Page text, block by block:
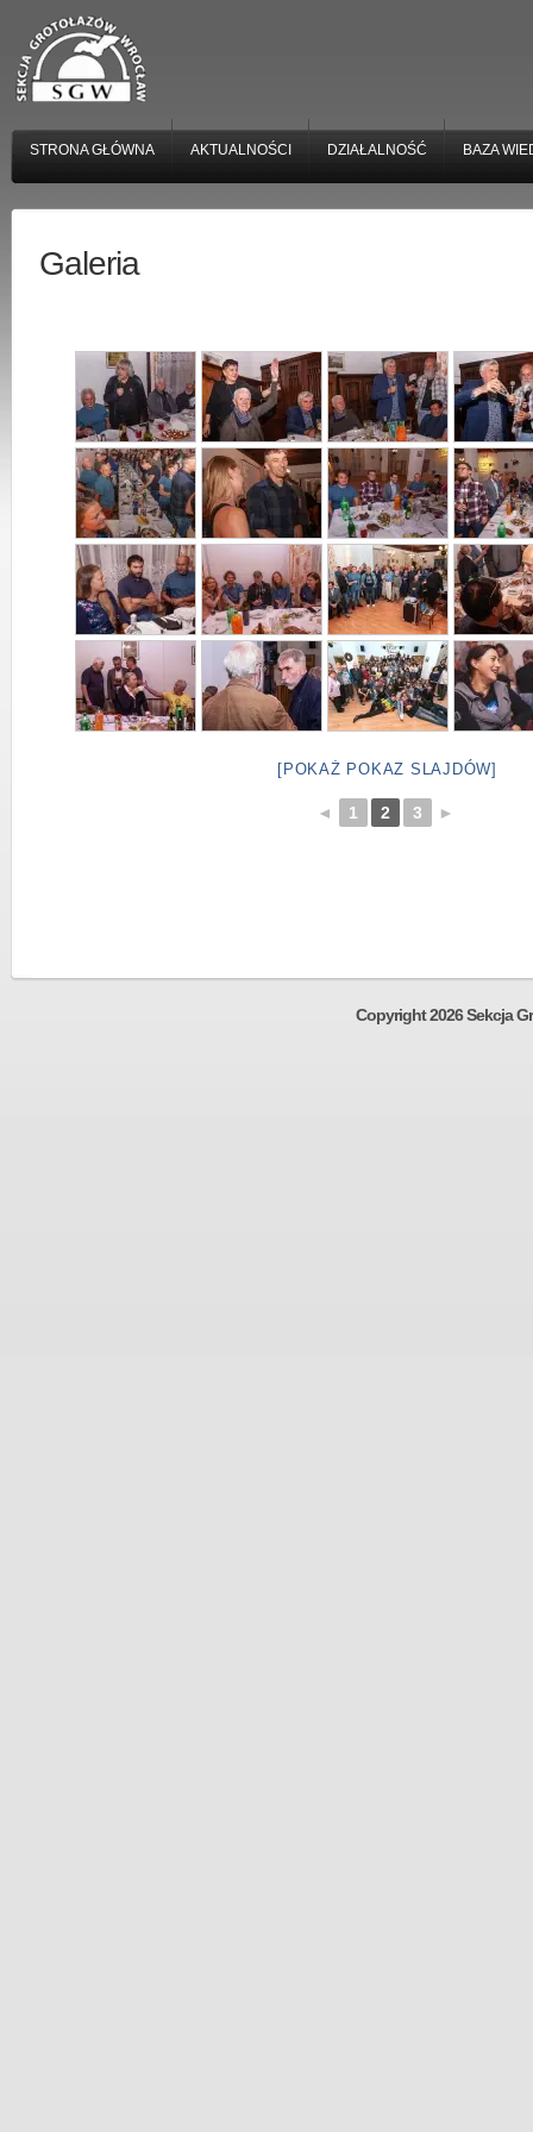
STRONA GŁÓWNA AKTUALNOŚCI DZIAŁALNOŚĆ BAZA
Galeria
[POKAŻ POKAZ SLAJDÓW]
◄ 1 2 3 ►
Copyright 2026 Sekcja